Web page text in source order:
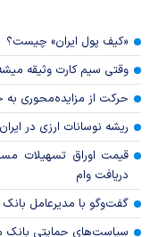
«کیف پول ایران» چیست؟
وقتی سیم کارت وثیقه
حرکت از مزایده‌محوری به
ریشه نوسانات ارزی در
قیمت اوراق تسهیلات
دریافت وام
گفت‌وگو با مدیرعامل
سیاست‌های حمایتی بانک